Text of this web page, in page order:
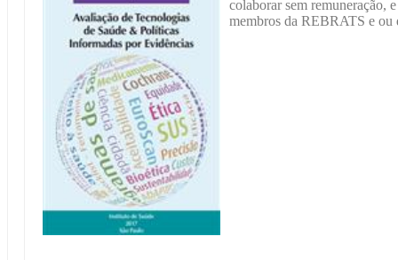
colaborar sem remuneração,
membros da REBRATS e